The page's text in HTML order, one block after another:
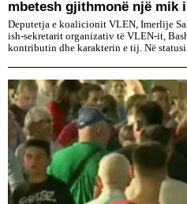
mbetesh gjithmonë një mik
Deputetja e koalicionit VLEN, Imerlije
ish-sekretarit organizativ të VLEN-it,
kontributin dhe karakterin e tij. Në